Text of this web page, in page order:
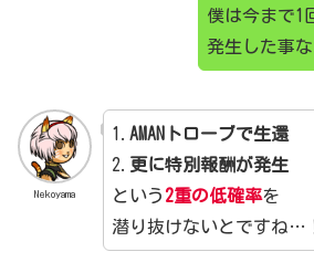
僕は今まで1
発生した事な
Nekoyama
1. AMANトローブで生還
2. 更に特別報酬が発生
という 2重の低確率を
潜り抜けないとですね…